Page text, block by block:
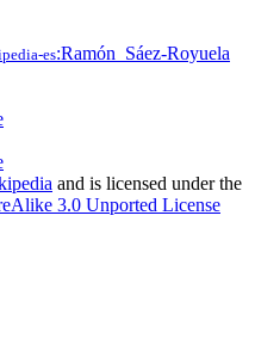
es:Ramón_Sáez-Royuela
and is licensed under the
3.0 Unported License